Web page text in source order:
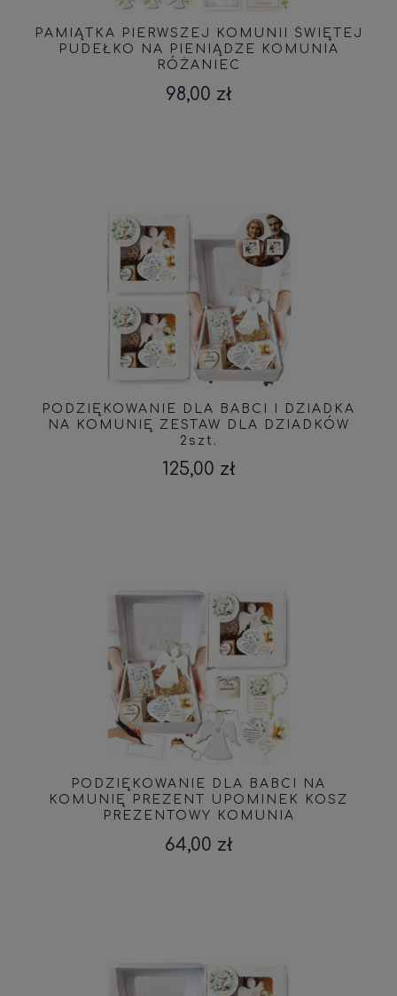
PAMIĄTKA PIERWSZEJ KOMUNII ŚWIĘTEJ
PUDEŁKO NA PIENIĄDZE KOMUNIA
RÓŻANIEC
98,00 zł
PODZIĘKOWANIE DLA BABCI I DZIADKA
NA KOMUNIĘ ZESTAW DLA DZIADKÓW
2szt.
125,00 zł
PODZIĘKOWANIE DLA BABCI NA
KOMUNIĘ PREZENT UPOMINEK KOSZ
PREZENTOWY KOMUNIA
64,00 zł